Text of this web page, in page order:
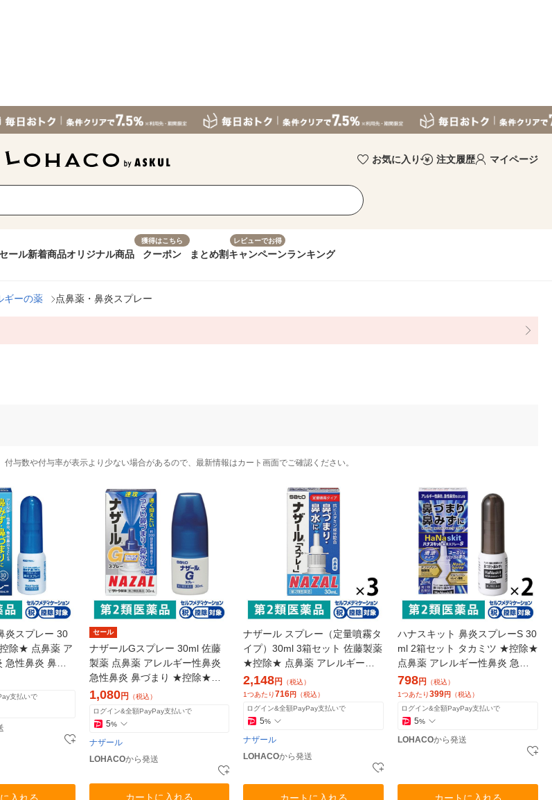
お気に入り 注文履歴 マイページ
ール新着商品オリジナル商品
獲得はこちら
クーポン まとめ割
レビューでお得
キャンペーンランキング
ギーの薬 点鼻薬・鼻炎スプレー
与数や付与率が表示より少ない場合があるので、最新情報はカート画面でご確認ください。
炎スプレー 30
除★ 点鼻薬 ア
急性鼻炎 鼻み
類医薬品】
支払いで
入れる
セール
ナザールGスプレー 30ml 佐藤
製薬 点鼻薬 アレルギー性鼻炎
急性鼻炎 鼻づまり ★控除★
【第2類医薬品】
1,080円 （税込）
ログイン&全額PayPay支払いで
5%
ナザール
LOHACOから発送
カートに入れる
ナザール スプレー（定量噴霧タ
イプ）30ml 3箱セット 佐藤製薬
★控除★ 点鼻薬 アレルギー性鼻
炎 急性鼻炎【第2類医薬品】
2,148円
（税込）
1つあたり716円
（税込）
ログイン&全額PayPay支払いで
5%
ナザール
LOHACOから発送
カートに入れる
ハナスキット 鼻炎スプレーS 30
ml 2箱セット タカミツ ★控除★
点鼻薬 アレルギー性鼻炎 急性
鼻炎【第2類医薬品】
798円
（税込）
1つあたり399円
（税込）
ログイン&全額PayPay支払いで
5%
LOHACOから発送
カートに入れる